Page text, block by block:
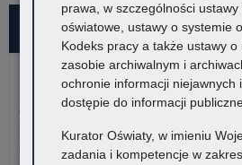
Najnowsze informacje
5 sierpnia 2026
Ogłoszenie o naborze kandydatów na
metodycznego dla nauczycieli szkół i
się na terenie województwa
prawa, w szczególności ustawy
oświatowe, ustawy o systemie
Kodeks pracy a także ustawy o
zasobie archiwalnym i
ochronie informacji niejawnych
dostępie do informacji
Kurator Oświaty, w imieniu
zadania i kompetencje w